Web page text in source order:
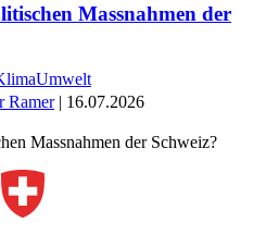
Massnahmen der
Umwelt
Ramer| 16.07.2026